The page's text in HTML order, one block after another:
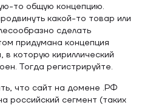
то общую концепцию.
какой-то товар или
сделать
придумана концепция
которую кириллический
Тогда регистрируйте.
что сайт на домене .РФ
российский сегмент (таких